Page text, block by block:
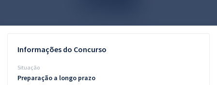
Blog
Informações do Concurso
Situação
Preparação a longo prazo